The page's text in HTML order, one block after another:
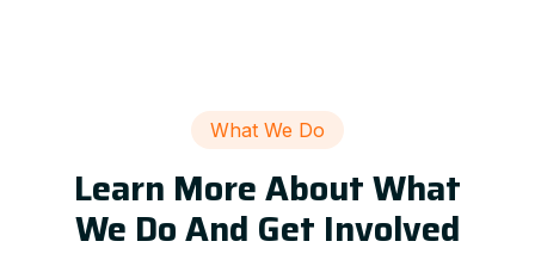
What We Do
Learn More About What
We Do And Get Involved